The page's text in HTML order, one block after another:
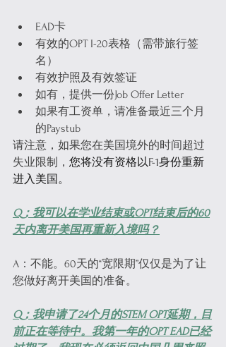
EAD卡
有效的OPT I-20表格（需带旅行签
名）
有效护照及有效签证
如有，提供一份Job Offer Letter
如果有工资单，请准备最近三个月
的Paystub
请注意，如果您在美国境外的时间超过
失业限制， 您将没有资格以F-1身份重新
进入美国。
Q：我可以在学业结束或OPT结束后的60
天内离开美国再重新入境吗？
A：不能。60天的“宽限期”仅仅是为了让
您做好离开美国的准备。
Q：我申请了24个月的STEM OPT延期，目
前正在等待中。我第一年的OPT EAD已经